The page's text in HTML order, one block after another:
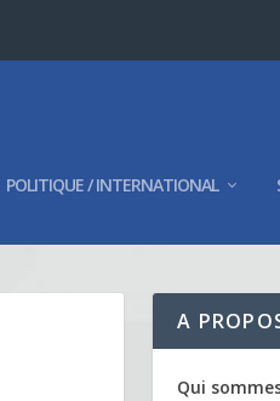
POLITIQUE / INTERNATIONAL
A
Qui